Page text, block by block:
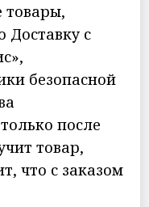
товары,
Доставку с
безопасной
после
товар,
что с заказом